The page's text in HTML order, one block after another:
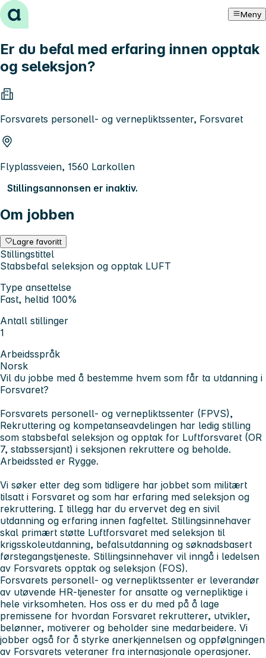
Hopp til innhold Meny
Er du befal med erfaring innen opptak
og seleksjon?
Forsvarets personell- og vernepliktssenter, Forsvaret
Flyplassveien, 1560 Larkollen
Stillingsannonsen er inaktiv.
Om jobben
Lagre favoritt
Stillingstittel
Stabsbefal seleksjon og opptak LUFT
Type ansettelse
Fast, heltid 100%
Antall stillinger
1
Arbeidsspråk
Norsk
Vil du jobbe med å bestemme hvem som får ta utdanning i
Forsvaret?
Forsvarets personell- og vernepliktssenter (FPVS),
Rekruttering og kompetanseavdelingen har ledig stilling
som stabsbefal seleksjon og opptak for Luftforsvaret (OR
7, stabssersjant) i seksjonen rekruttere og beholde.
Arbeidssted er Rygge.
Vi søker etter deg som tidligere har jobbet som militært
tilsatt i Forsvaret og som har erfaring med seleksjon og
rekruttering. I tillegg har du ervervet deg en sivil
utdanning og erfaring innen fagfeltet. Stillingsinnehaver
skal primært støtte Luftforsvaret med seleksjon til
krigsskoleutdanning, befalsutdanning og søknadsbasert
førstegangstjeneste. Stillingsinnehaver vil inngå i ledelsen
av Forsvarets opptak og seleksjon (FOS).
Forsvarets personell- og vernepliktssenter er leverandør
av utøvende HR-tjenester for ansatte og vernepliktige i
hele virksomheten. Hos oss er du med på å lage
premissene for hvordan Forsvaret rekrutterer, utvikler,
belønner, motiverer og beholder sine medarbeidere. Vi
jobber også for å styrke anerkjennelsen og oppfølgningen
av Forsvarets veteraner fra internasjonale operasjoner.